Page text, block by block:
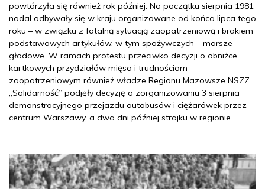
powtórzyła się również rok później. Na początku sierpnia 1981
nadal odbywały się w kraju organizowane od końca lipca tego
roku – w związku z fatalną sytuacją zaopatrzeniową i brakiem
podstawowych artykułów, w tym spożywczych – marsze
głodowe. W ramach protestu przeciwko decyzji o obniżce
kartkowych przydziałów mięsa i trudnościom
zaopatrzeniowym również władze Regionu Mazowsze NSZZ
„Solidarność” podjęły decyzję o zorganizowaniu 3 sierpnia
demonstracyjnego przejazdu autobusów i ciężarówek przez
centrum Warszawy, a dwa dni później strajku w regionie.